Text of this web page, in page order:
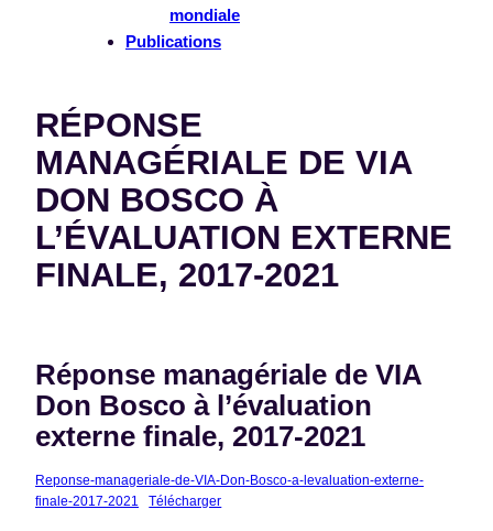
mondiale
Publications
RÉPONSE
MANAGÉRIALE DE VIA
DON BOSCO À
L’ÉVALUATION EXTERNE
FINALE, 2017-2021
Réponse managériale de VIA
Don Bosco à l’évaluation
externe finale, 2017-2021
Reponse-manageriale-de-VIA-Don-Bosco-a-levaluation-externe-
finale-2017-2021
Télécharger